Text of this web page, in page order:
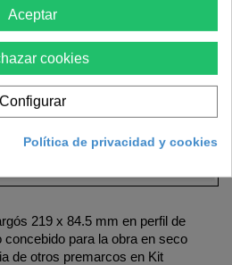
a través de
que tengan un importe superior a
€. Puede consultar todas las
una vez acceda a su carrito y
pago mediante financiación.
219 x 84.5 mm en perfil de
para la obra en seco
de otros premarcos en Kit
Aceptar
cookies
Configurar
Política de privacidad y cookies